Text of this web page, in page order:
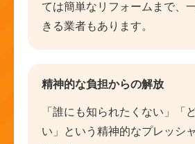
ては簡単なリフォームまで、
きる業者もあります。
精神的な負担からの解放
「誰にも知られたくない」「
い」という精神的なプレッシ